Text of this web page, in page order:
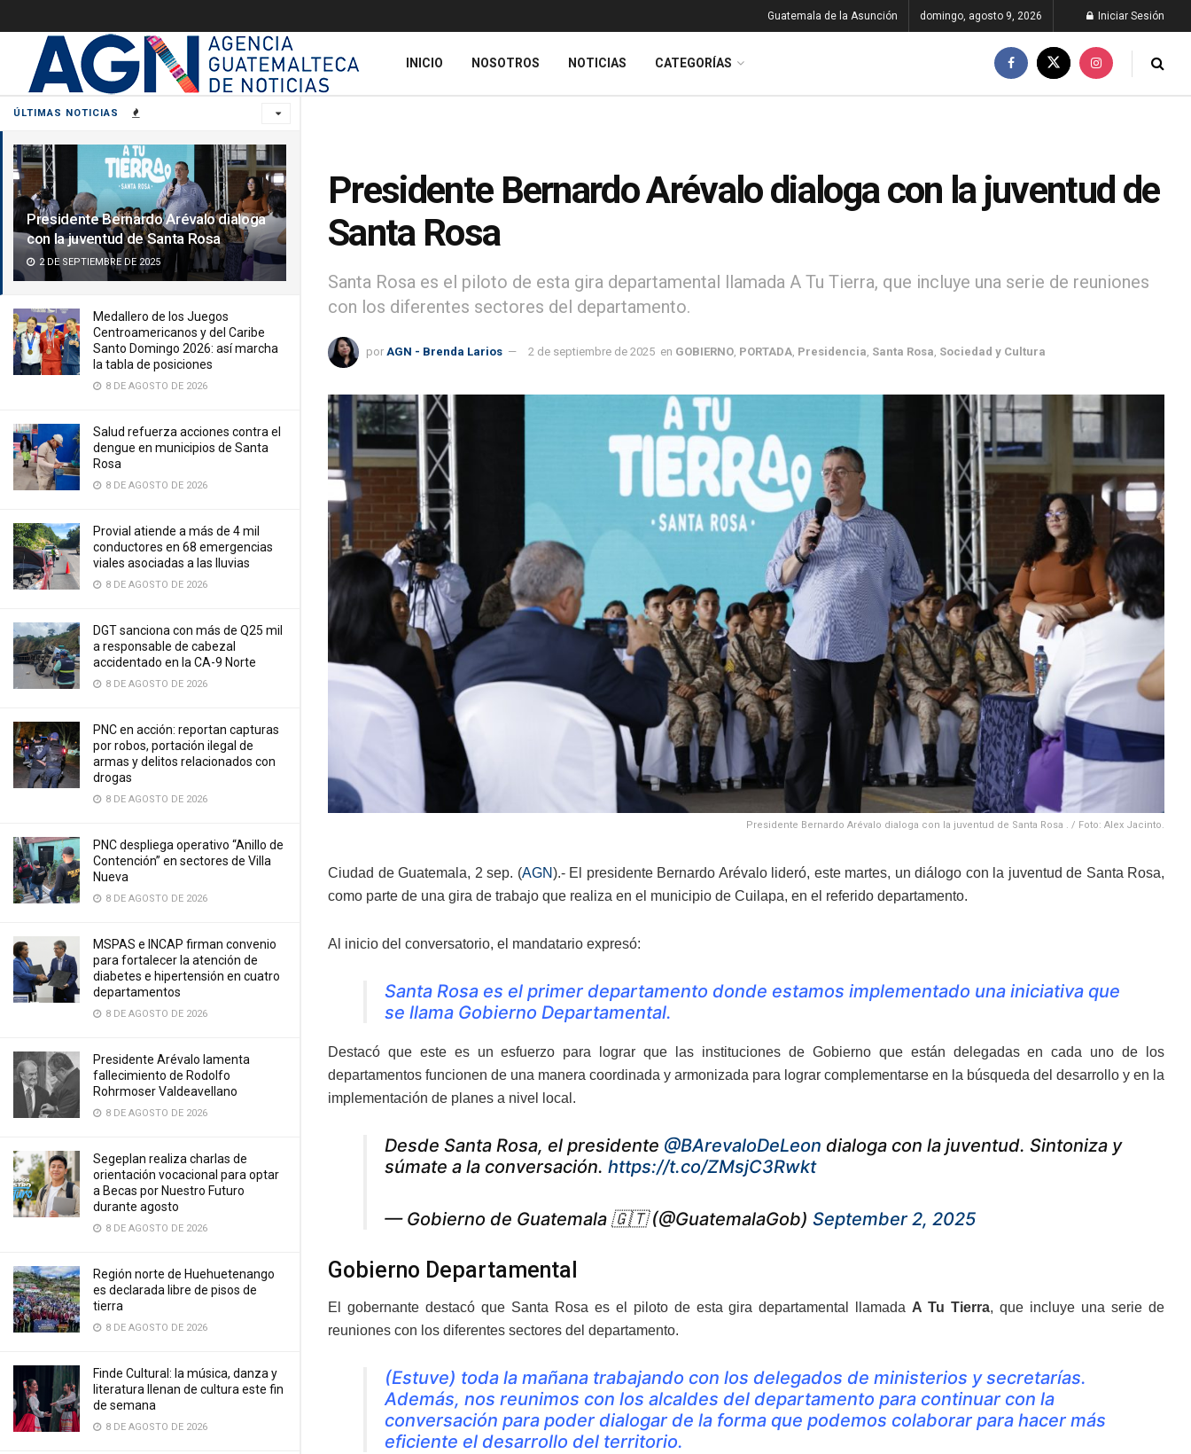
ÚLTIMAS NOTICIAS
Presidente Bernardo Arévalo dialoga
con la juventud de Santa Rosa
2 DE SEPTIEMBRE DE 2025
Medallero de los Juegos
Centroamericanos y del Caribe
Santo Domingo 2026: así marcha
la tabla de posiciones
8 DE AGOSTO DE 2026
Salud refuerza acciones contra el
dengue en municipios de Santa
Rosa
8 DE AGOSTO DE 2026
Provial atiende a más de 4 mil
conductores en 68 emergencias
viales asociadas a las lluvias
8 DE AGOSTO DE 2026
DGT sanciona con más de Q25 mil
a responsable de cabezal
accidentado en la CA-9 Norte
8 DE AGOSTO DE 2026
PNC en acción: reportan capturas
por robos, portación ilegal de
armas y delitos relacionados con
drogas
8 DE AGOSTO DE 2026
PNC despliega operativo “Anillo de
Contención” en sectores de Villa
Nueva
8 DE AGOSTO DE 2026
MSPAS e INCAP firman convenio
para fortalecer la atención de
diabetes e hipertensión en cuatro
departamentos
8 DE AGOSTO DE 2026
Presidente Arévalo lamenta
fallecimiento de Rodolfo
Rohrmoser Valdeavellano
8 DE AGOSTO DE 2026
Segeplan realiza charlas de
orientación vocacional para optar
a Becas por Nuestro Futuro
durante agosto
8 DE AGOSTO DE 2026
Región norte de Huehuetenango
es declarada libre de pisos de
tierra
8 DE AGOSTO DE 2026
Finde Cultural: la música, danza y
literatura llenan de cultura este fin
de semana
8 DE AGOSTO DE 2026
Guatemala de la Asunción domingo, agosto 9, 2026 Iniciar Sesión
INICIO NOSOTROS NOTICIAS CATEGORÍAS
Presidente Bernardo Arévalo dialoga con la juventud de
Santa Rosa
Santa Rosa es el piloto de esta gira departamental llamada A Tu Tierra, que incluye una serie de reuniones
con los diferentes sectores del departamento.
por AGN - Brenda Larios 2 de septiembre de 2025 en GOBIERNO PORTADA Presidencia Santa Rosa Sociedad y Cultura
Presidente Bernardo Arévalo dialoga con la juventud de Santa Rosa . / Foto: Alex Jacinto.
Ciudad de Guatemala, 2 sep. (AGN).- El presidente Bernardo Arévalo lideró, este martes, un diálogo con la juventud de Santa Rosa,
como parte de una gira de trabajo que realiza en el municipio de Cuilapa, en el referido departamento.
Al inicio del conversatorio, el mandatario expresó:
Santa Rosa es el primer departamento donde estamos implementado una iniciativa que
se llama Gobierno Departamental.
Destacó que este es un esfuerzo para lograr que las instituciones de Gobierno que están delegadas en cada uno de los
departamentos funcionen de una manera coordinada y armonizada para lograr complementarse en la búsqueda del desarrollo y en la
implementación de planes a nivel local.
Desde Santa Rosa, el presidente @BArevaloDeLeon dialoga con la juventud. Sintoniza y
súmate a la conversación. https://t.co/ZMsjC3Rwkt
— Gobierno de Guatemala 🇬🇹 (@GuatemalaGob) September 2, 2025
Gobierno Departamental
El gobernante destacó que Santa Rosa es el piloto de esta gira departamental llamada A Tu Tierra, que incluye una serie de
reuniones con los diferentes sectores del departamento.
(Estuve) toda la mañana trabajando con los delegados de ministerios y secretarías.
Además, nos reunimos con los alcaldes del departamento para continuar con la
conversación para poder dialogar de la forma que podemos colaborar para hacer más
eficiente el desarrollo del territorio.